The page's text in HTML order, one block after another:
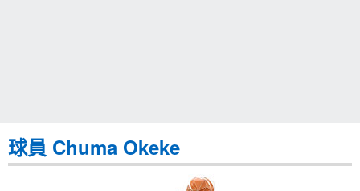
球員 Chuma Okeke